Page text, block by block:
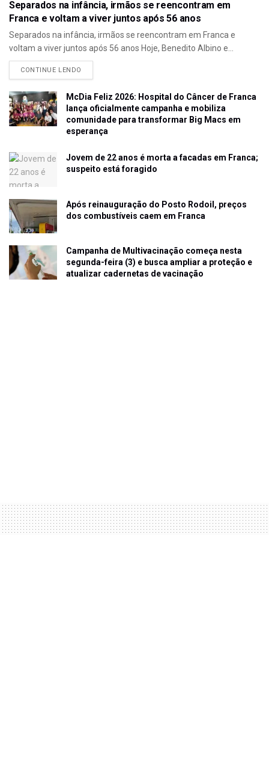
Separados na infância, irmãos se reencontram em
Franca e voltam a viver juntos após 56 anos
Separados na infância, irmãos se reencontram em Franca e
voltam a viver juntos após 56 anos Hoje, Benedito Albino e...
CONTINUE LENDO
McDia Feliz 2026: Hospital do Câncer de Franca
lança oficialmente campanha e mobiliza
comunidade para transformar Big Macs em
esperança
Jovem de 22 anos é morta a facadas em Franca;
suspeito está foragido
Após reinauguração do Posto Rodoil, preços
dos combustíveis caem em Franca
Campanha de Multivacinação começa nesta
segunda-feira (3) e busca ampliar a proteção e
atualizar cadernetas de vacinação